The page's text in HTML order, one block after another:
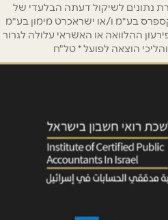
נתונים לשיקול דעתה הבלעדי של
בע"מ ו/או ישראכרט מימון בע"מ
ההלוואה או האשראי עלולה לגרור
והליכי הוצאה לפועל * טל"ח